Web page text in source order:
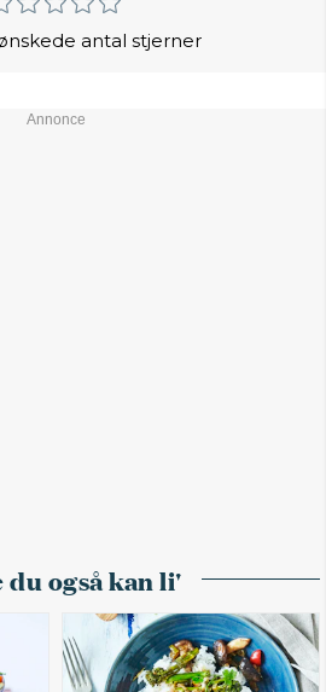
antal stjerner
du også kan li'